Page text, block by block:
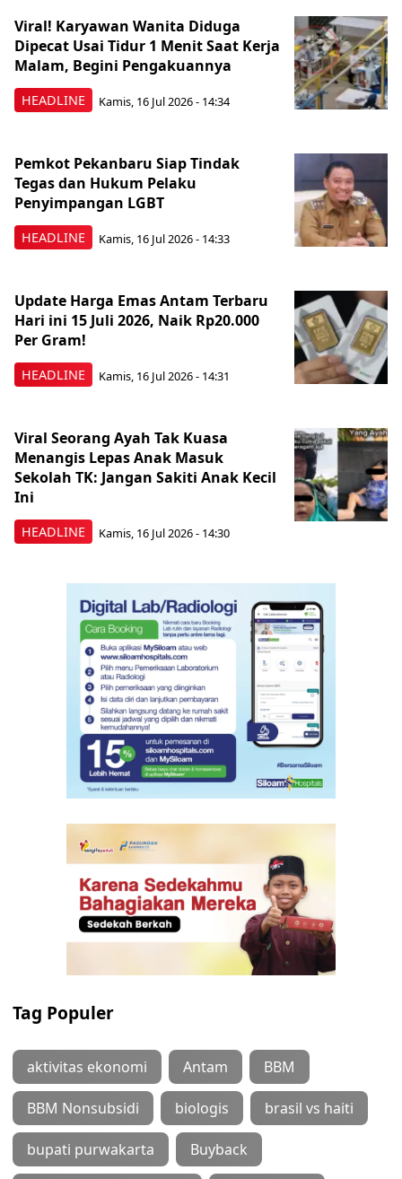
HEADLINE
Viral! Karyawan Wanita Diduga
Dipecat Usai Tidur 1 Menit Saat Kerja
Malam, Begini Pengakuannya
Kamis, 16 Jul 2026 - 14:34
HEADLINE
Pemkot Pekanbaru Siap Tindak
Tegas dan Hukum Pelaku
Penyimpangan LGBT
Kamis, 16 Jul 2026 - 14:33
HEADLINE
Update Harga Emas Antam Terbaru
Hari ini 15 Juli 2026, Naik Rp20.000
Per Gram!
Kamis, 16 Jul 2026 - 14:31
HEADLINE
Viral Seorang Ayah Tak Kuasa
Menangis Lepas Anak Masuk
Sekolah TK: Jangan Sakiti Anak Kecil
Ini
Kamis, 16 Jul 2026 - 14:30
Tag Populer
aktivitas ekonomi Antam BBM
BBM Nonsubsidi biologis brasil vs haiti
bupati purwakarta Buyback